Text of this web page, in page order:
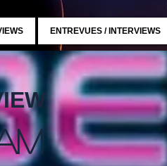
ENTREVUES / INTERVIEWS